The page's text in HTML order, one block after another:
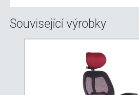
Související výrobky